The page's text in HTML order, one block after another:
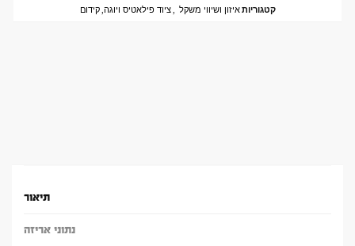
קטגוריות איזון ושיווי משקל ,ציוד פילאטיס ויוגה ,קידום
תיאור
נתוני אריזה